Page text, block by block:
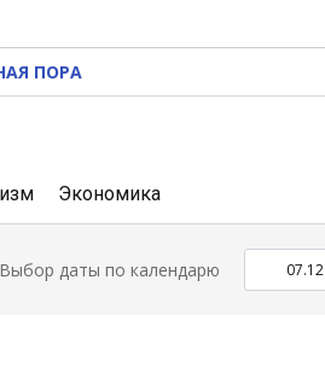
ПОРА
Экономика
Выбор даты по календарю